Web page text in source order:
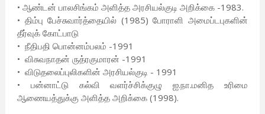
• ஆண்டன் பாலசிங்கம் அளித்த அரசியல்குடி அறிக்கை -1983.
• திம்பு பேச்சுவார்த்தையில் (1985) போராளி அமைப்டபுகளின்
தீர்வுக் கோட்பாடு
• நீதிபதி பொன்னம்பலம் -1991
• விசுவநாதன் ருத்ரகுமாரன் -1991
• விடுதலைப்புலிகளின் அரசியல்குடி - 1991
• பன்னாட்டு கல்வி வளர்ச்சிக்குழு ஐ.நா.மனித உரிமை
ஆணையத்துக்கு அளித்த அறிக்கை (1998).